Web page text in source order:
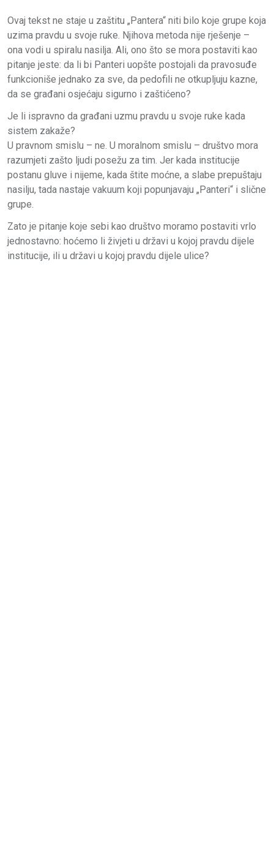
Ovaj tekst ne staje u zaštitu „Pantera“ niti bilo koje grupe koja
uzima pravdu u svoje ruke. Njihova metoda nije rješenje –
ona vodi u spiralu nasilja. Ali, ono što se mora postaviti kao
pitanje jeste: da li bi Panteri uopšte postojali da pravosuđe
funkcioniše jednako za sve, da pedofili ne otkupljuju kazne,
da se građani osjećaju sigurno i zaštićeno?
Je li ispravno da građani uzmu pravdu u svoje ruke kada
sistem zakaže?
U pravnom smislu – ne. U moralnom smislu – društvo mora
razumjeti zašto ljudi posežu za tim. Jer kada institucije
postanu gluve i nijeme, kada štite moćne, a slabe prepuštaju
nasilju, tada nastaje vakuum koji popunjavaju „Panteri“ i slične
grupe.
Zato je pitanje koje sebi kao društvo moramo postaviti vrlo
jednostavno: hoćemo li živjeti u državi u kojoj pravdu dijele
institucije, ili u državi u kojoj pravdu dijele ulice?